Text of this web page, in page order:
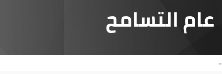
عام التسامح
-